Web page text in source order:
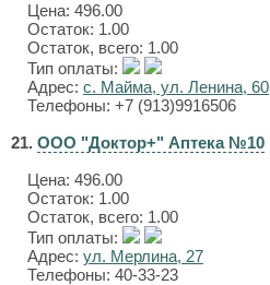
Цена: 496.00
Остаток: 1.00
Остаток, всего: 1.00
Тип оплаты:
Адрес: с. Майма, ул. Ленина, 60
Телефоны: +7 (913)9916506
21. ООО "Доктор+" Аптека №10
Цена: 496.00
Остаток: 1.00
Остаток, всего: 1.00
Тип оплаты:
Адрес: ул. Мерлина, 27
Телефоны: 40-33-23